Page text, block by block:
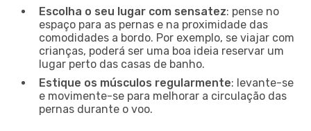
Escolha o seu lugar com sensatez: pense no
espaço para as pernas e na proximidade das
comodidades a bordo. Por exemplo, se viajar com
crianças, poderá ser uma boa ideia reservar um
lugar perto das casas de banho.
Estique os músculos regularmente: levante-se
e movimente-se para melhorar a circulação das
pernas durante o voo.